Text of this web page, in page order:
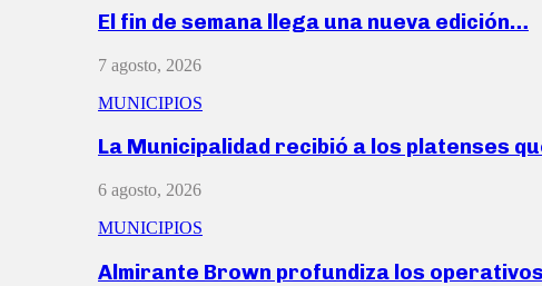
El fin de semana llega una nueva edición…
7 agosto, 2026
MUNICIPIOS
La Municipalidad recibió a los platenses
6 agosto, 2026
MUNICIPIOS
Almirante Brown profundiza los